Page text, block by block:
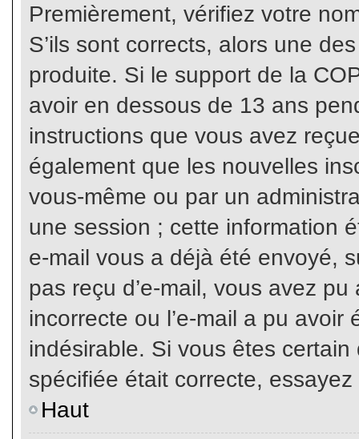
Premièrement, vérifiez votre
S’ils sont corrects, alors une
produite. Si le support de la
avoir en dessous de 13 ans
instructions que vous avez
également que les nouvelles
vous-même ou par un
une session ; cette information
e-mail vous a déjà été envoyé,
pas reçu d’e-mail, vous avez
incorrecte ou l’e-mail a pu
indésirable. Si vous êtes
spécifiée était correcte,
Haut